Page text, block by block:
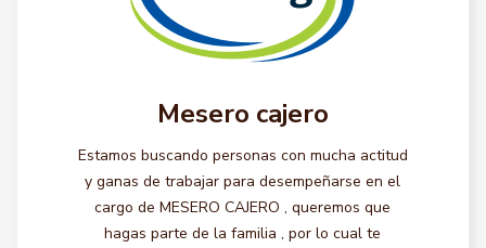
Mesero cajero
Estamos buscando personas con mucha actitud
y ganas de trabajar para desempeñarse en el
cargo de MESERO CAJERO , queremos que
hagas parte de la familia , por lo cual te